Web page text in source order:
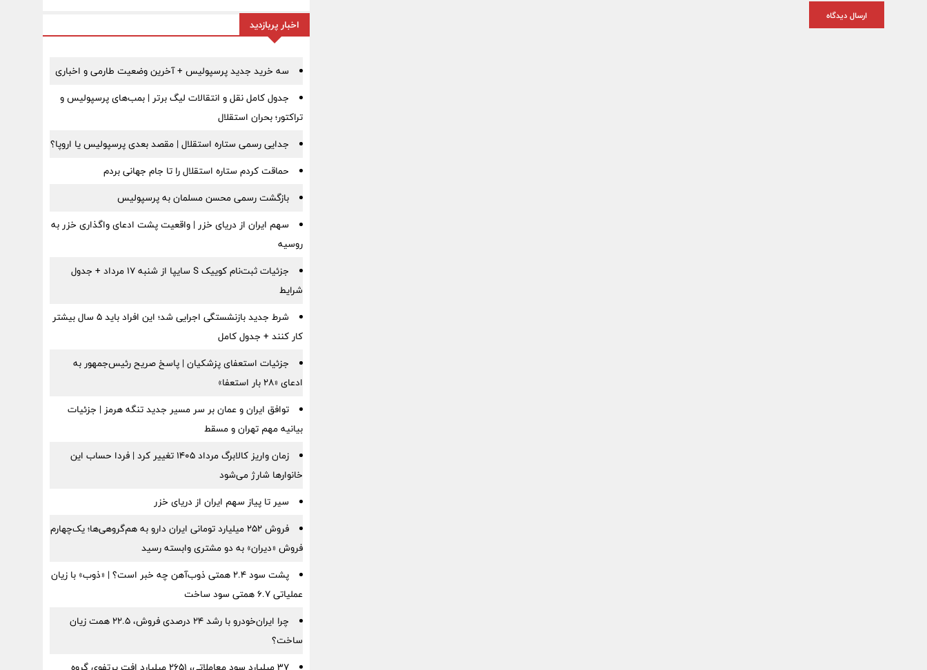
ارسال دیدگاه
اخبار پربازدید
سه خرید جدید پرسپولیس + آخرین وضعیت طارمی و اخباری
جدول کامل نقل و انتقالات لیگ برتر | بمب‌های پرسپولیس و
تراکتور؛ بحران استقلال
جدایی رسمی ستاره استقلال | مقصد بعدی پرسپولیس یا اروپا؟
حماقت کردم ستاره استقلال را تا جام جهانی بردم
بازگشت رسمی محسن مسلمان به پرسپولیس
سهم ایران از دریای خزر | واقعیت پشت ادعای واگذاری خزر به
روسیه
جزئیات ثبت‌نام کوییک S سایپا از شنبه ۱۷ مرداد + جدول
شرایط
شرط جدید بازنشستگی اجرایی شد؛ این افراد باید ۵ سال بیشتر
کار کنند + جدول کامل
جزئیات استعفای پزشکیان | پاسخ صریح رئیس‌جمهور به
ادعای «۲۸ بار استعفا»
توافق ایران و عمان بر سر مسیر جدید تنگه هرمز | جزئیات
بیانیه مهم تهران و مسقط
زمان واریز کالابرگ مرداد ۱۴۰۵ تغییر کرد | فردا حساب این
خانوارها شارژ می‌شود
سیر تا پیاز سهم ایران از دریای خزر
فروش ۲۵۲ میلیارد تومانی ایران دارو به هم‌گروهی‌ها؛ یک‌چهارم
فروش «دیران» به دو مشتری وابسته رسید
پشت سود ۲.۴ همتی ذوب‌آهن چه خبر است؟ | «ذوب» با زیان
عملیاتی ۶.۷ همتی سود ساخت
چرا ایران‌خودرو با رشد ۲۴ درصدی فروش، ۲۲.۵ همت زیان
ساخت؟